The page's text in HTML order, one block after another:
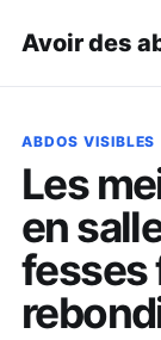
Avoir des
ABDOS VISIBLES
Les
en
fesses